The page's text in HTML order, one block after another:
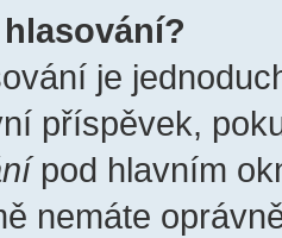
je
příspěvek,
pod hlavním
nemáte